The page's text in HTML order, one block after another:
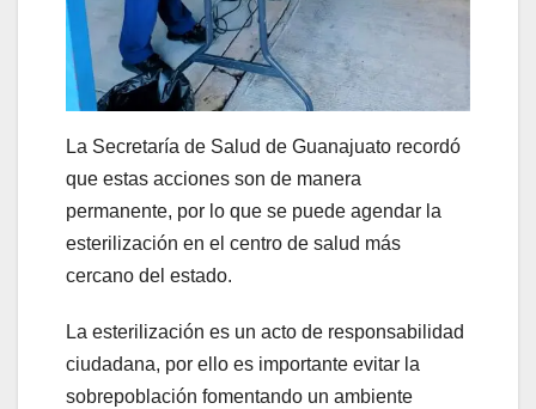
La Secretaría de Salud de Guanajuato recordó
que estas acciones son de manera
permanente, por lo que se puede agendar la
esterilización en el centro de salud más
cercano del estado.
La esterilización es un acto de responsabilidad
ciudadana, por ello es importante evitar la
sobrepoblación fomentando un ambiente